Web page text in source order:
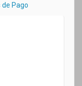
de Pago